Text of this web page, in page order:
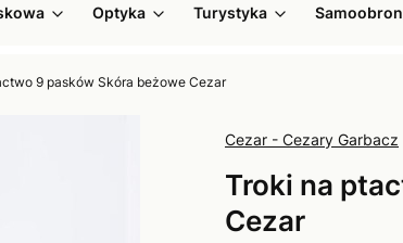
Optyka Turystyka
9 pasków Skóra beżowe Cezar
Cezar - Cezary Garbacz
Troki na
Cezar